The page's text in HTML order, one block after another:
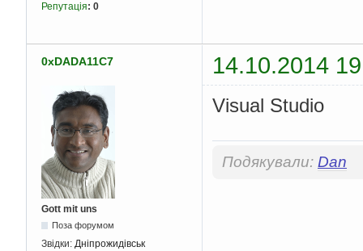
Репутація: 0
0xDADA11C7 14.10.2014
Gott mit uns
Поза форумом
Звідки: Дніпрожидівськ
Visual Studio
Подякували: Dan